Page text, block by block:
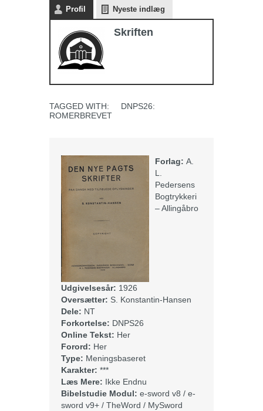
Profil Nyeste indlæg
Skriften
TAGGED WITH:
DNPS26:
ROMERBREVET
Forlag: A.
L.
Pedersens
Bogtrykkeri
– Allingåbro
Udgivelsesår: 1926
Oversætter: S. Konstantin-Hansen
Dele: NT
Forkortelse: DNPS26
Online Tekst: Her
Forord: Her
Type: Meningsbaseret
Karakter: ***
Læs Mere: Ikke Endnu
Bibelstudie Modul: e-sword v8 / e-
sword v9+ / TheWord / MySword